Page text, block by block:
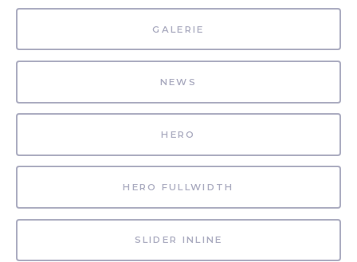
GALERIE
NEWS
HERO
HERO FULLWIDTH
SLIDER INLINE